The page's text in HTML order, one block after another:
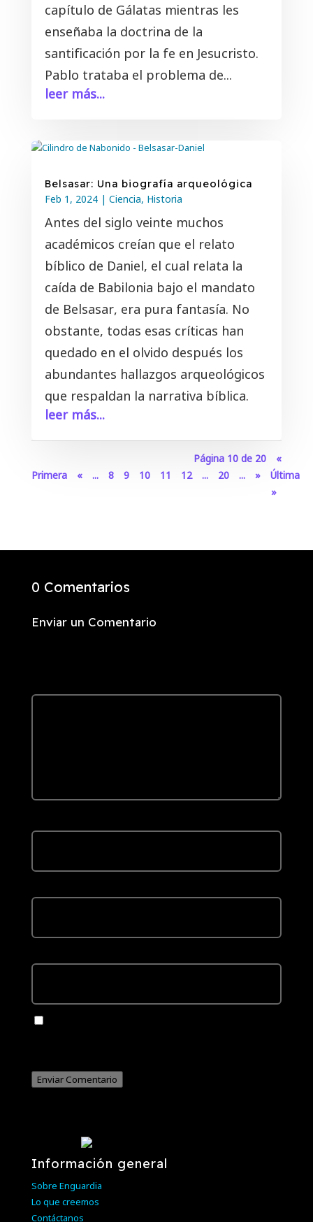
capítulo de Gálatas mientras les
enseñaba la doctrina de la
santificación por la fe en Jesucristo.
Pablo trataba el problema de...
leer más...
Belsasar: Una biografía arqueológica
Feb 1, 2024| Ciencia, Historia
Antes del siglo veinte muchos
académicos creían que el relato
bíblico de Daniel, el cual relata la
caída de Babilonia bajo el mandato
de Belsasar, era pura fantasía. No
obstante, todas esas críticas han
quedado en el olvido después los
abundantes hallazgos arqueológicos
que respaldan la narrativa bíblica.
leer más...
Página 10 de 20
«
Primera
« ... 8 9 10 11 12 ... 20 ... »
Última
»
0 Comentarios
Enviar un Comentario
Enviar Comentario
Información general
Sobre Enguardia
Lo que creemos
Contáctanos